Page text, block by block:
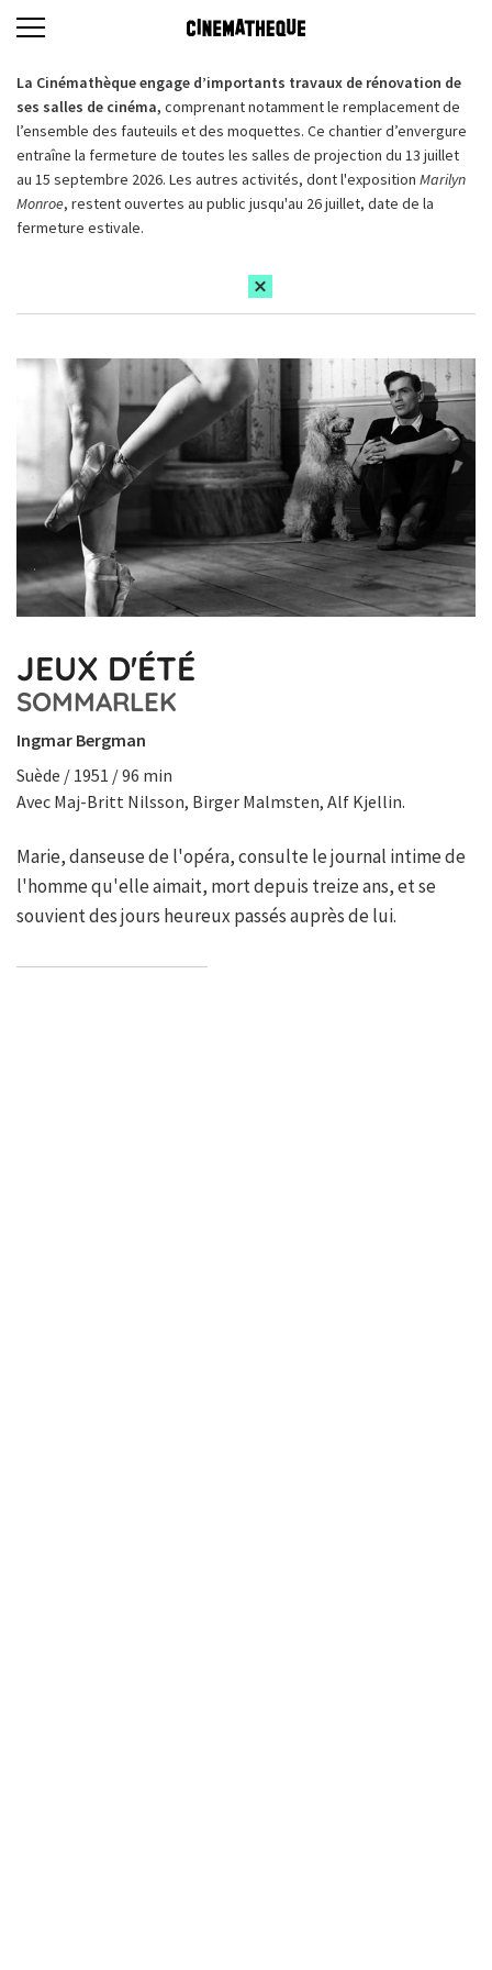
La Cinémathèque engage d’importants travaux de rénovation de
ses salles de cinéma, comprenant notamment le remplacement de
l’ensemble des fauteuils et des moquettes. Ce chantier d’envergure
entraîne la fermeture de toutes les salles de projection du 13 juillet
au 15 septembre 2026. Les autres activités, dont l'exposition Marilyn
Monroe, restent ouvertes au public jusqu'au 26 juillet, date de la
fermeture estivale.
JEUX D'ÉTÉ
SOMMARLEK
Ingmar Bergman
Suède / 1951 / 96 min
Avec Maj-Britt Nilsson, Birger Malmsten, Alf Kjellin.
Marie, danseuse de l'opéra, consulte le journal intime de
l'homme qu'elle aimait, mort depuis treize ans, et se
souvient des jours heureux passés auprès de lui.